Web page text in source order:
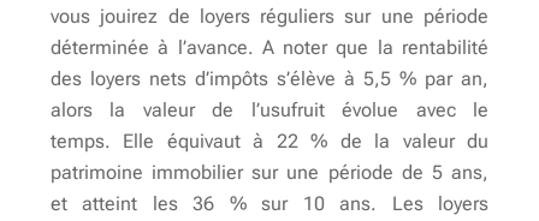
vous jouirez de loyers réguliers sur une période
déterminée à l’avance. A noter que la rentabilité
des loyers nets d’impôts s’élève à 5,5 % par an,
alors la valeur de l’usufruit évolue avec le
temps. Elle équivaut à 22 % de la valeur du
patrimoine immobilier sur une période de 5 ans,
et atteint les 36 % sur 10 ans. Les loyers